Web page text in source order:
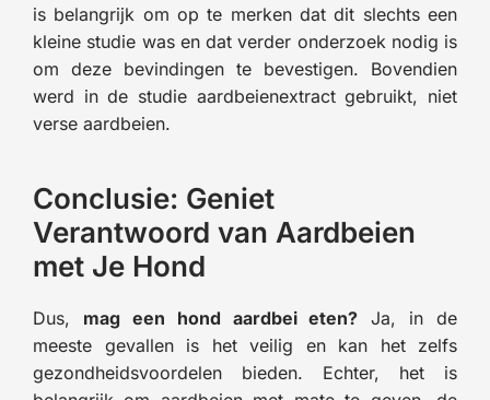
is belangrijk om op te merken dat dit slechts een
kleine studie was en dat verder onderzoek nodig is
om deze bevindingen te bevestigen. Bovendien
werd in de studie aardbeienextract gebruikt, niet
verse aardbeien.
Conclusie: Geniet
Verantwoord van Aardbeien
met Je Hond
Dus, mag een hond aardbei eten? Ja, in de
meeste gevallen is het veilig en kan het zelfs
gezondheidsvoordelen bieden. Echter, het is